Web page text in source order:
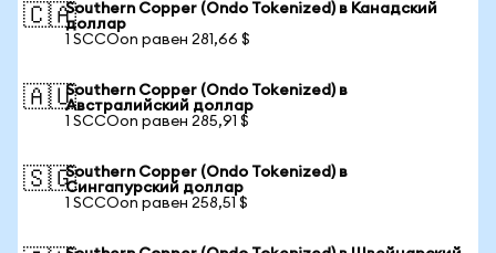
🇨🇦Southern Copper (Ondo Tokenized) в Канадский
доллар
1 SCCOon равен 281,66 $
🇦🇺Southern Copper (Ondo Tokenized) в
Австралийский доллар
1 SCCOon равен 285,91 $
🇸🇬Southern Copper (Ondo Tokenized) в
Сингапурский доллар
1 SCCOon равен 258,51 $